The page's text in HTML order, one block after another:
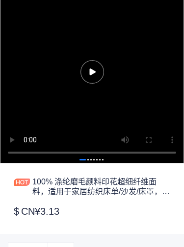
100% 涤纶磨毛颜料印花超细纤维面
料，适用于家居纺织床单/沙发/床罩，色
$ CN¥3.13